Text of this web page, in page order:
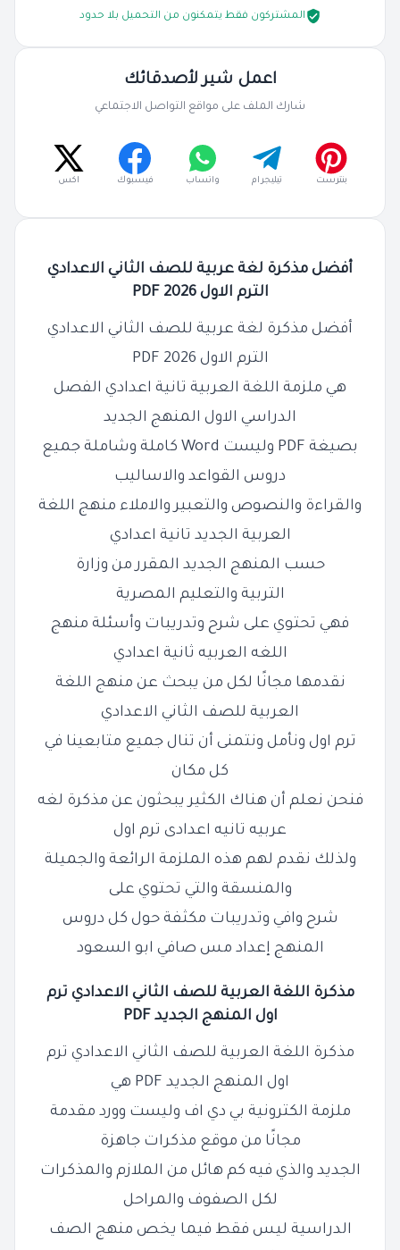
أفضل مذكرة لغة عربية للصف الثاني الاعدادي
الترم الاول PDF 2026
أفضل مذكرة لغة عربية للصف الثاني الاعدادي
الترم الاول PDF 2026
هي ملزمة اللغة العربية تانية اعدادي الفصل
الدراسي الاول المنهج الجديد
بصيغة PDF وليست Word كاملة وشاملة جميع
دروس القواعد والاساليب
والقراءة والنصوص والتعبير والاملاء منهج اللغة
العربية الجديد تانية اعدادي
حسب المنهج الجديد المقرر من وزارة
التربية والتعليم المصرية
فهي تحتوي على شرح وتدريبات وأسئلة منهج
اللغه العربيه ثانية اعدادي
نقدمها مجانًا لكل من يبحث عن منهج اللغة
العربية للصف الثاني الاعدادي
ترم اول ونأمل ونتمنى أن تنال جميع متابعينا في
كل مكان
فنحن نعلم أن هناك الكثير يبحثون عن مذكرة لغه
عربيه تانيه اعدادى ترم اول
ولذلك نقدم لهم هذه الملزمة الرائعة والجميلة
والمنسقة والتي تحتوي على
شرح وافي وتدريبات مكثفة حول كل دروس
المنهج إعداد مس صافي ابو السعود
مذكرة اللغة العربية للصف الثاني الاعدادي ترم
اول المنهج الجديد PDF
مذكرة اللغة العربية للصف الثاني الاعدادي ترم
اول المنهج الجديد PDF هي
ملزمة الكترونية بي دي اف وليست وورد مقدمة
مجانًا من موقع مذكرات جاهزة
الجديد والذي فيه كم هائل من الملازم والمذكرات
لكل الصفوف والمراحل
الدراسية ليس فقط فيما يخص منهج الصف
المشتركون فقط يتمكنون من التحميل بلا حدود
اعمل شير لأصدقائك
شارك الملف على مواقع التواصل الاجتماعي
بنترست تيليجرام واتساب فيسبوك اكس